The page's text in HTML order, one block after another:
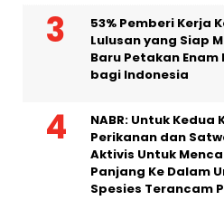
53% Pemberi Kerja
Lulusan yang Siap
Baru Petakan
bagi Indonesia
NABR: Untuk Kedua
Perikanan dan
Aktivis Untuk
Panjang Ke Dalam
Spesies Terancam